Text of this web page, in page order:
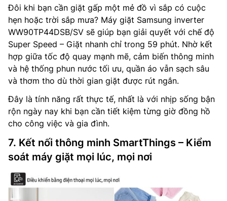
Đôi khi bạn cần giặt gấp một mẻ đồ vì sắp có cuộc
hẹn hoặc trời sắp mưa? Máy giặt Samsung inverter
WW90TP44DSB/SV sẽ giúp bạn giải quyết với chế độ
Super Speed – Giặt nhanh chỉ trong 59 phút. Nhờ kết
hợp giữa tốc độ quay mạnh mẽ, cảm biến thông minh
và hệ thống phun nước tối ưu, quần áo vẫn sạch sâu
và thơm tho dù thời gian giặt được rút ngắn.
Đây là tính năng rất thực tế, nhất là với nhịp sống bận
rộn ngày nay khi bạn cần tiết kiệm từng giờ đồng hồ
cho công việc và gia đình.
7. Kết nối thông minh SmartThings – Kiểm
soát máy giặt mọi lúc, mọi nơi